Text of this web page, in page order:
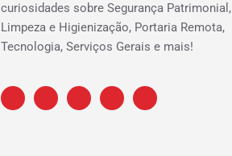
curiosidades sobre Segurança Patrimonial,
Limpeza e Higienização, Portaria Remota,
Tecnologia, Serviços Gerais e mais!